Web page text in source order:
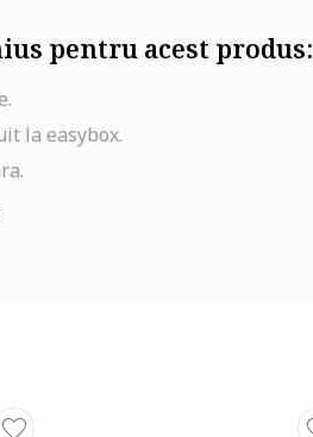
pentru acest produs:
la easybox.